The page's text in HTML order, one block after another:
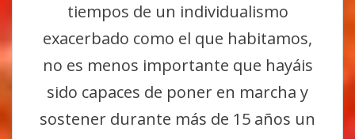
tiempos de un individualismo
exacerbado como el que habitamos,
no es menos importante que hayáis
sido capaces de poner en marcha y
sostener durante más de 15 años un